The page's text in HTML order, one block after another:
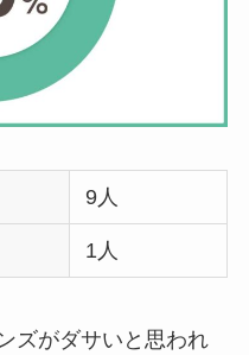
9人
1人
ズがダサいと思われ